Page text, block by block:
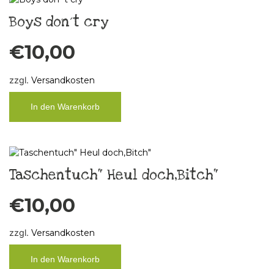
Boys don´t cry
€10,00
zzgl. Versandkosten
In den Warenkorb
Taschentuch“ Heul doch,Bitch“
€10,00
zzgl. Versandkosten
In den Warenkorb